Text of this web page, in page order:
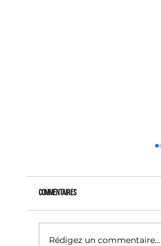
Commentaires
Rédigez un commentaire...